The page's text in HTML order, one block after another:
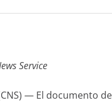
Service
(CNS) — El